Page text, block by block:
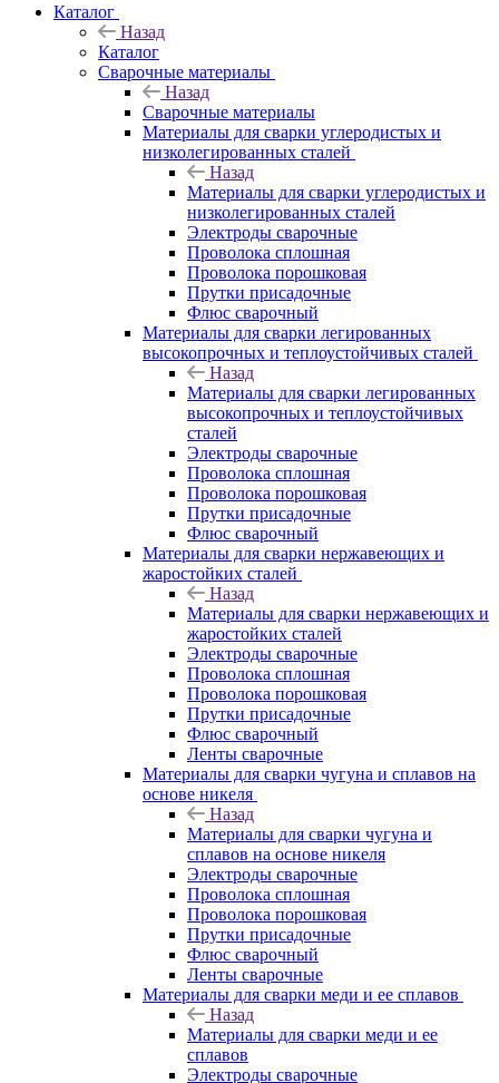
Каталог
Назад
Каталог
Сварочные материалы
Назад
Сварочные материалы
Материалы для сварки углеродистых и
низколегированных сталей
Назад
Материалы для сварки углеродистых и
низколегированных сталей
Электроды сварочные
Проволока сплошная
Проволока порошковая
Прутки присадочные
Флюс сварочный
Материалы для сварки легированных
высокопрочных и теплоустойчивых сталей
Назад
Материалы для сварки легированных
высокопрочных и теплоустойчивых
сталей
Электроды сварочные
Проволока сплошная
Проволока порошковая
Прутки присадочные
Флюс сварочный
Материалы для сварки нержавеющих и
жаростойких сталей
Назад
Материалы для сварки нержавеющих и
жаростойких сталей
Электроды сварочные
Проволока сплошная
Проволока порошковая
Прутки присадочные
Флюс сварочный
Ленты сварочные
Материалы для сварки чугуна и сплавов на
основе никеля
Назад
Материалы для сварки чугуна и
сплавов на основе никеля
Электроды сварочные
Проволока сплошная
Проволока порошковая
Прутки присадочные
Флюс сварочный
Ленты сварочные
Материалы для сварки меди и ее сплавов
Назад
Материалы для сварки меди и ее
сплавов
Электроды сварочные